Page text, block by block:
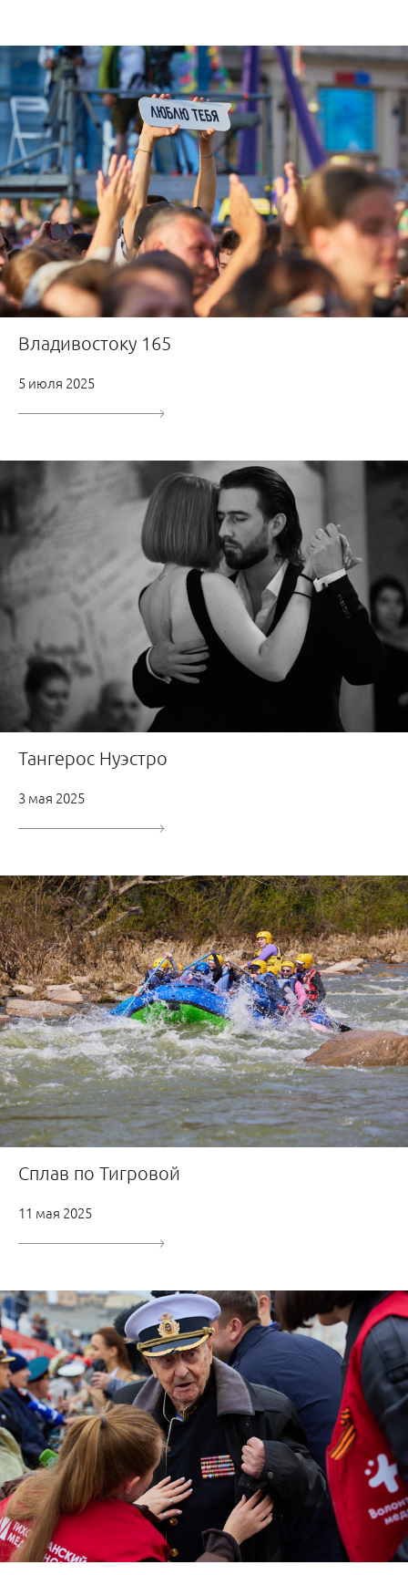
Владивостоку 165
5 июля 2025
Тангерос Нуэстро
3 мая 2025
Сплав по Тигровой
11 мая 2025